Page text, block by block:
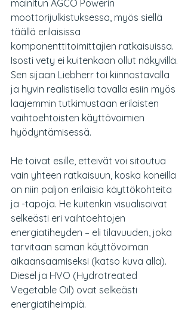
mainitun AGCO Powerin
moottorijulkistuksessa, myös siellä
täällä erilaisissa
komponenttitoimittajien ratkaisuissa.
Isosti vety ei kuitenkaan ollut näkyvillä.
Sen sijaan Liebherr toi kiinnostavalla
ja hyvin realistisella tavalla esiin myös
laajemmin tutkimustaan erilaisten
vaihtoehtoisten käyttövoimien
hyödyntämisessä.
He toivat esille, etteivät voi sitoutua
vain yhteen ratkaisuun, koska koneilla
on niin paljon erilaisia käyttökohteita
ja -tapoja. He kuitenkin visualisoivat
selkeästi eri vaihtoehtojen
energiatiheyden – eli tilavuuden, joka
tarvitaan saman käyttövoiman
aikaansaamiseksi (katso kuva alla).
Diesel ja HVO (Hydrotreated
Vegetable Oil) ovat selkeästi
energiatiheimpiä.